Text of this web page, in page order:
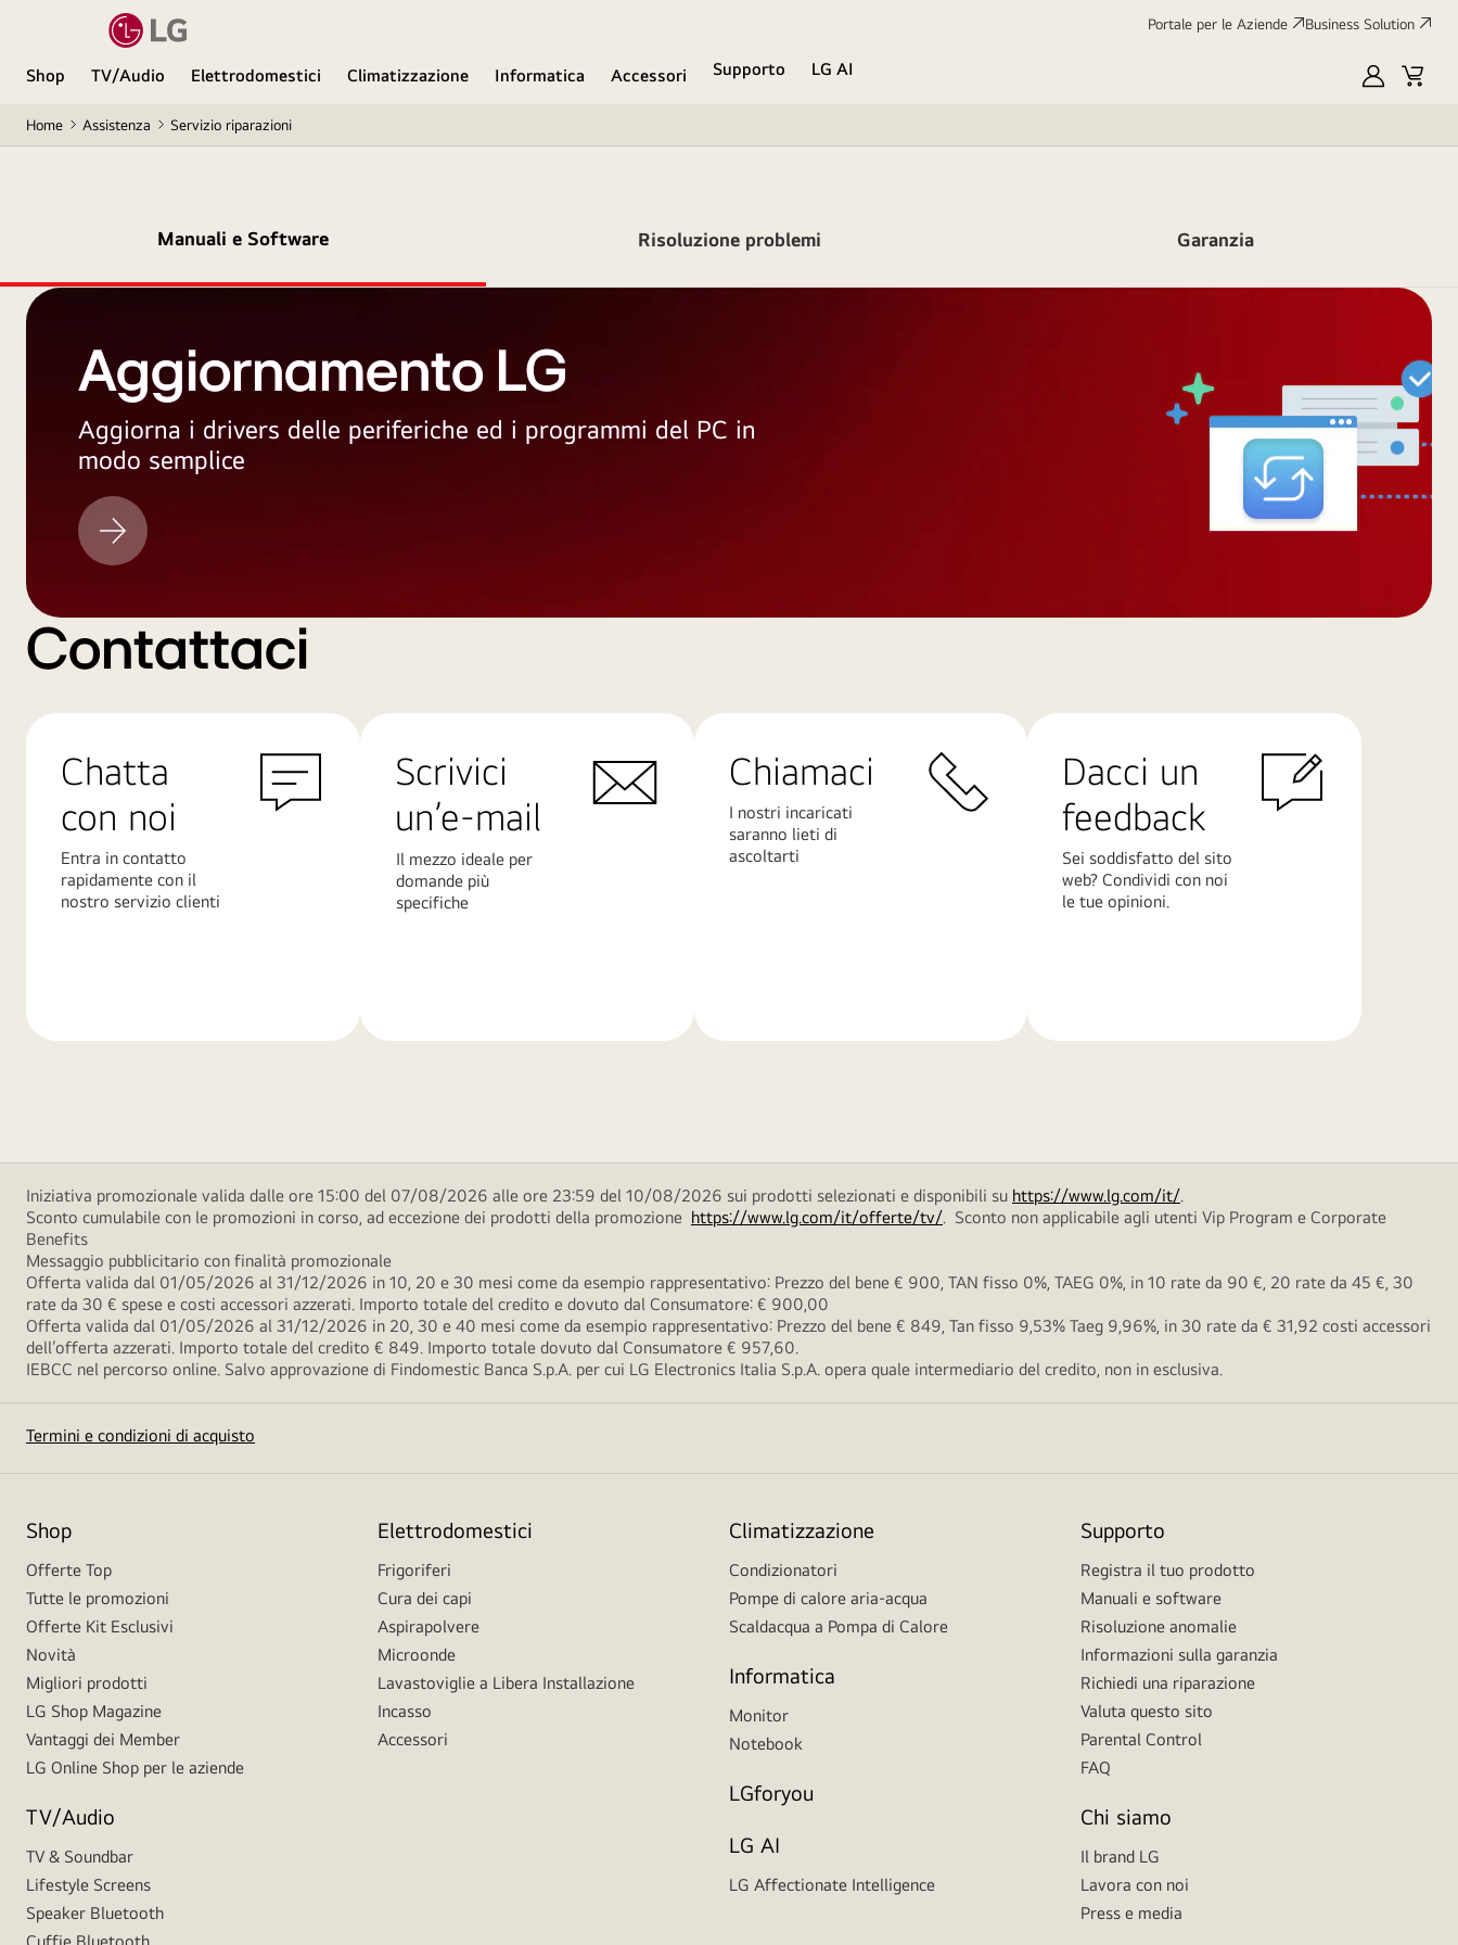
Portale per le Aziende Business Solution
Shop TV/Audio Elettrodomestici Climatizzazione Informatica Accessori Supporto
LG AI
My
Cart
Home Assistenza Servizio riparazioni
Manuali e Software Risoluzione problemi Garanzia
Aggiornamento LG
Aggiorna i drivers delle periferiche ed i programmi del PC in
modo semplice
Aggiornamento
LG
Contattaci
Chatta
con noi
Entra in contatto
rapidamente con il
nostro servizio clienti
Scrivici
un’e-mail
Il mezzo ideale per
domande più
specifiche
Chiamaci
I nostri incaricati
saranno lieti di
ascoltarti
Dacci un
feedback
Sei soddisfatto del sito
web? Condividi con noi
le tue opinioni.
Iniziativa promozionale valida dalle ore 15:00 del 07/08/2026 alle ore 23:59 del 10/08/2026 sui prodotti selezionati e disponibili su https://www.lg.com/it/.
Sconto cumulabile con le promozioni in corso, ad eccezione dei prodotti della promozione https://www.lg.com/it/offerte/tv/. Sconto non applicabile agli utenti Vip Program e Corporate
Benefits
Messaggio pubblicitario con finalità promozionale
Offerta valida dal 01/05/2026 al 31/12/2026 in 10, 20 e 30 mesi come da esempio rappresentativo: Prezzo del bene € 900, TAN fisso 0%, TAEG 0%, in 10 rate da 90 €, 20 rate da 45 €, 30
rate da 30 € spese e costi accessori azzerati. Importo totale del credito e dovuto dal Consumatore: € 900,00
Offerta valida dal 01/05/2026 al 31/12/2026 in 20, 30 e 40 mesi come da esempio rappresentativo: Prezzo del bene € 849, Tan fisso 9,53% Taeg 9,96%, in 30 rate da € 31,92 costi accessori
dell’offerta azzerati. Importo totale del credito € 849. Importo totale dovuto dal Consumatore € 957,60.
IEBCC nel percorso online. Salvo approvazione di Findomestic Banca S.p.A. per cui LG Electronics Italia S.p.A. opera quale intermediario del credito, non in esclusiva.
Termini e condizioni di acquisto
Shop
Offerte Top
Tutte le promozioni
Offerte Kit Esclusivi
Novità
Migliori prodotti
LG Shop Magazine
Vantaggi dei Member
LG Online Shop per le aziende
TV/Audio
TV & Soundbar
Lifestyle Screens
Speaker Bluetooth
Elettrodomestici
Frigoriferi
Cura dei capi
Aspirapolvere
Microonde
Lavastoviglie a Libera Installazione
Incasso
Accessori
Climatizzazione
Condizionatori
Pompe di calore aria-acqua
Scaldacqua a Pompa di Calore
Informatica
Monitor
Notebook
LGforyou
LG AI
LG Affectionate Intelligence
Supporto
Registra il tuo prodotto
Manuali e software
Risoluzione anomalie
Informazioni sulla garanzia
Richiedi una riparazione
Valuta questo sito
Parental Control
FAQ
Chi siamo
Il brand LG
Lavora con noi
Press e media